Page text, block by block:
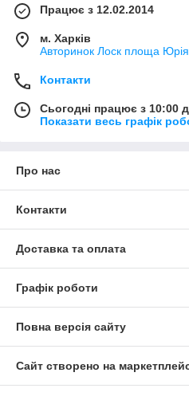
Працює з 12.02.2014
м. Харків
Авторинок Лоск площа Юрія
Контакти
Сьогодні працює з 10:00
Показати весь графік
Про нас
Контакти
Доставка та оплата
Графік роботи
Повна версія сайту
Сайт створено на